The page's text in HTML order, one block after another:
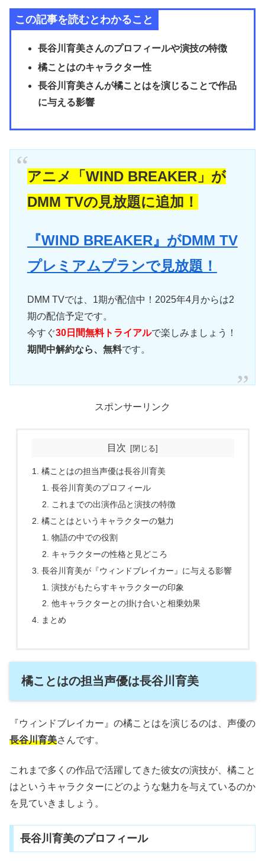
この記事を読むとわかること
長谷川育美さんのプロフィールや演技の特徴
橘ことはのキャラクター性
長谷川育美さんが橘ことはを演じることで作品
に与える影響
アニメ「WIND BREAKER」が
DMM TVの見放題に追加！
『WIND BREAKER』がDMM TV
プレミアムプランで見放題！
DMM TVでは、1期が配信中！2025年4月からは2
期の配信予定です。
今すぐ30日間無料トライアルで楽しみましょう！
期間中解約なら、無料です。
スポンサーリンク
目次
橘ことはの担当声優は長谷川育美
長谷川育美のプロフィール
これまでの出演作品と演技の特徴
橘ことはというキャラクターの魅力
物語の中での役割
キャラクターの性格と見どころ
長谷川育美が『ウィンドブレイカー』に与える影響
演技がもたらすキャラクターの印象
他キャラクターとの掛け合いと相乗効果
まとめ
橘ことはの担当声優は長谷川育美
『ウィンドブレイカー』の橘ことはを演じるのは、声優の
長谷川育美さんです。
これまで多くの作品で活躍してきた彼女の演技が、橘こと
はというキャラクターにどのような魅力を与えているのか
を見ていきましょう。
長谷川育美のプロフィール